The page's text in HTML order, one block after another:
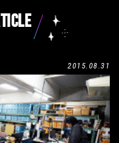
2015.08.31